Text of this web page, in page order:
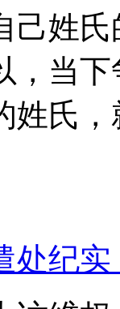
己姓
，当
姓氏
纪实